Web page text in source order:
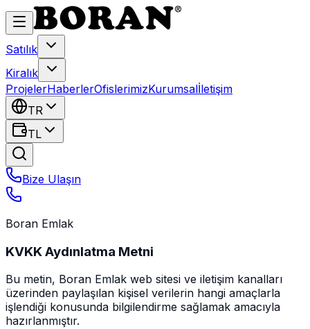
Satılık
Kiralık
ProjelerHaberlerOfislerimizKurumsalİletişim
TR
TL
Bize Ulaşın
Boran Emlak
KVKK Aydınlatma Metni
Bu metin, Boran Emlak web sitesi ve iletişim kanalları
üzerinden paylaşılan kişisel verilerin hangi amaçlarla
işlendiği konusunda bilgilendirme sağlamak amacıyla
hazırlanmıştır.